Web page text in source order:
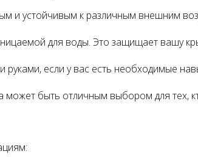
и устойчивым к различным внешним
для воды. Это защищает вашу
если у вас есть необходимые
может быть отличным выбором для тех,